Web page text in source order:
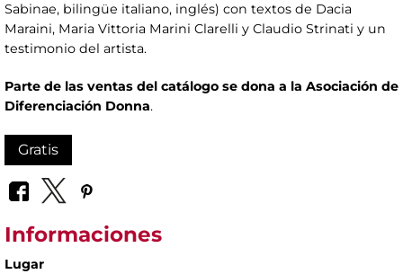
Sabinae, bilingüe italiano, inglés) con textos de Dacia
Maraini, Maria Vittoria Marini Clarelli y Claudio Strinati y un
testimonio del artista.
Parte de las ventas del catálogo se dona a la Asociación de
Diferenciación Donna.
Gratis
Informaciones
Lugar